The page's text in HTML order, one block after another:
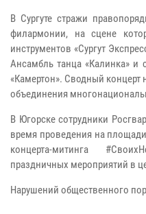
В Сургуте стражи
филармонии, на сцене
инструментов «Сургут
Ансамбль танца «Калинка» и
«Камертон». Сводный
объединения
В Югорске сотрудники
время проведения на
концерта-митинга
праздничных мероприятий в
Нарушений общественного